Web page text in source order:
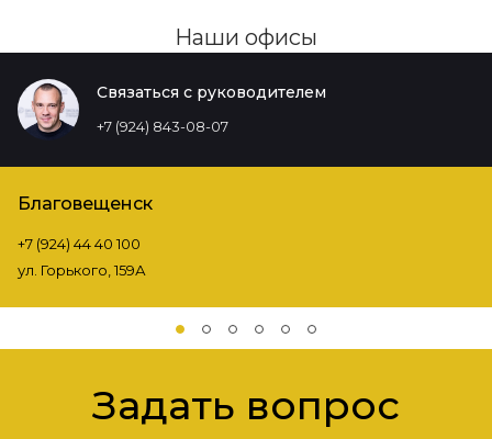
Наши офисы
Связаться с руководителем
+7 (924) 843-08-07
Благовещенск
+7 (924) 44 40 100
ул. Горького, 159А
Задать вопрос